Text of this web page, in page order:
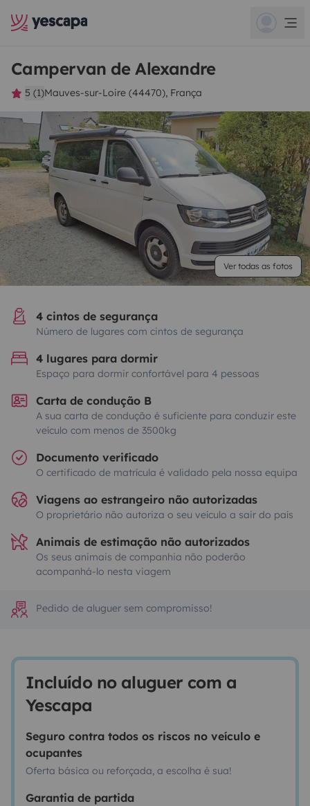
Campervan de Alexandre
5 (1)Mauves-sur-Loire (44470), França
Ver todas as fotos
4 cintos de segurança
Número de lugares com cintos de segurança
4 lugares para dormir
Espaço para dormir confortável para 4 pessoas
Carta de condução B
A sua carta de condução é suficiente para conduzir este
veículo com menos de 3500kg
Documento verificado
O certificado de matrícula é validado pela nossa equipa
Viagens ao estrangeiro não autorizadas
O proprietário não autoriza o seu veículo a sair do país
Animais de estimação não autorizados
Os seus animais de companhia não poderão
acompanhá-lo nesta viagem
Pedido de aluguer sem compromisso!
Incluído no aluguer com a
Yescapa
Seguro contra todos os riscos no veículo e
ocupantes
Oferta básica ou reforçada, a escolha é sua!
Garantia de partida